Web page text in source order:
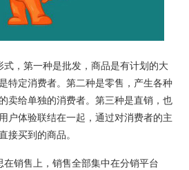
，第一种是批发，商品是有计划的大
特定消费者。第二种是零售，产生各种
卖给单独的消费者。第三种是直销，也
户体验联结在一起，通过对消费者的主
接买到的商品。
销售上，销售全部集中在分销平台